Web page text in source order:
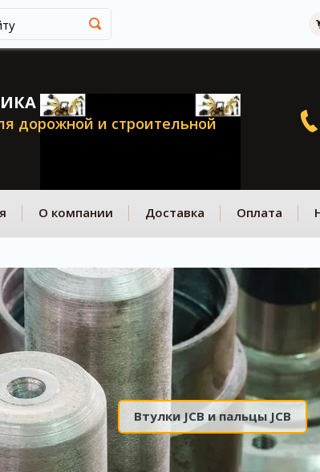
дорожной и строительной
О компании Доставка Оплата
Запчасти на XCMG